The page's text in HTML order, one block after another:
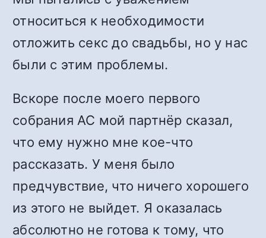
относиться к необходимости
отложить секс до свадьбы, но у нас
были с этим проблемы.
Вскоре после моего первого
собрания АС мой партнёр сказал,
что ему нужно мне кое-что
рассказать. У меня было
предчувствие, что ничего хорошего
из этого не выйдет. Я оказалась
абсолютно не готова к тому, что